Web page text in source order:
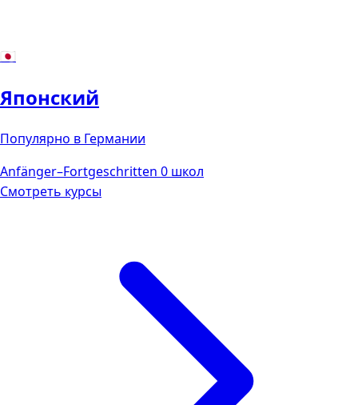
🇯🇵
Японский
Популярно в Германии
Anfänger–Fortgeschritten 0 школ
Смотреть курсы